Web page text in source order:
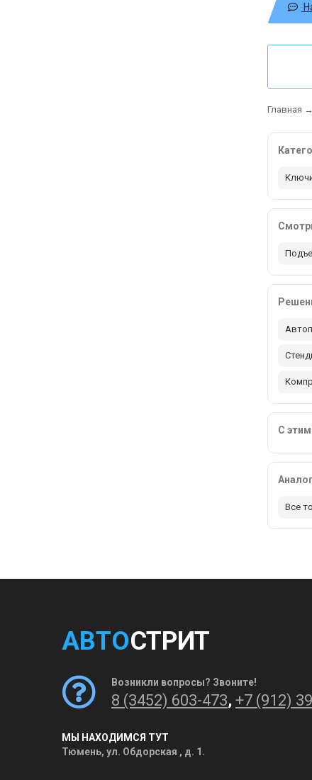
Главная →
С
Все
АВТОСТРИТ
Возникли вопросы? Звоните!
8 (3452) 603-473, +7 (912)
МЫ НАХОДИМСЯ ТУТ
Тюмень, ул. Обдорская , д. 1.